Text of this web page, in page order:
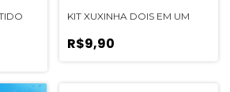
KIT XUXINHA DOIS EM UM
R$9,90